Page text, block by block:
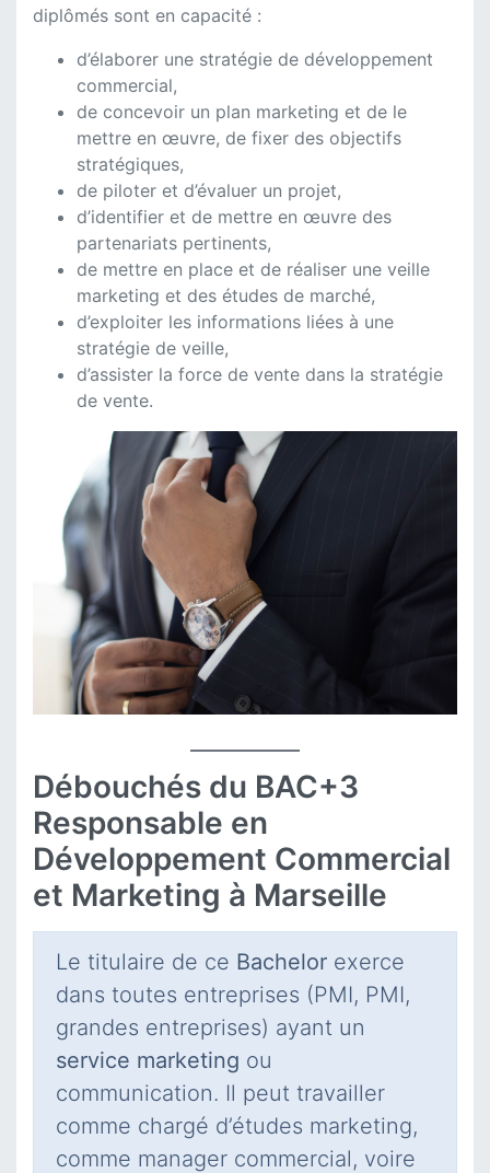
diplômés sont en capacité :
d’élaborer une stratégie de développement
commercial,
de concevoir un plan marketing et de le
mettre en œuvre, de fixer des objectifs
stratégiques,
de piloter et d’évaluer un projet,
d’identifier et de mettre en œuvre des
partenariats pertinents,
de mettre en place et de réaliser une veille
marketing et des études de marché,
d’exploiter les informations liées à une
stratégie de veille,
d’assister la force de vente dans la stratégie
de vente.
Débouchés du BAC+3
Responsable en
Développement Commercial
et Marketing à Marseille
Le titulaire de ce Bachelor exerce
dans toutes entreprises (PMI, PMI,
grandes entreprises) ayant un
service marketing ou
communication. Il peut travailler
comme chargé d’études marketing,
comme manager commercial, voire